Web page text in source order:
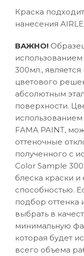
Краска
нанесения
ВАЖНО!
300мл.,
цветового
абсолютным
поверхности.
FAMA PAINT,
оттеночные
полученного с
Color Sample
блеска краски
способностью.
подбор
выбрать в
минимальную
которая будет
всего объема